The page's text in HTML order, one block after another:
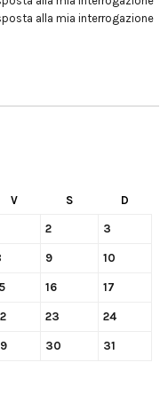
alla mia interrogazione
V S D
2 3
9 10
16 17
23 24
30 31